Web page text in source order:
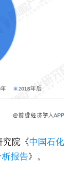
究院《中国石化
报告》。